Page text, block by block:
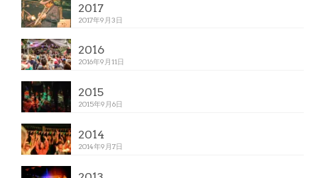
2017
2017年9月3日
2016
2016年9月11日
2015
2015年9月6日
2014
2014年9月7日